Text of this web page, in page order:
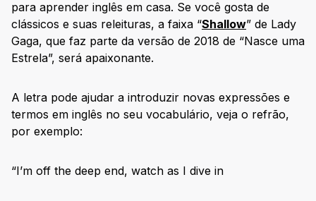
para aprender inglês em casa. Se você gosta de
clássicos e suas releituras, a faixa “Shallow” de Lady
Gaga, que faz parte da versão de 2018 de “Nasce uma
Estrela”, será apaixonante.
A letra pode ajudar a introduzir novas expressões e
termos em inglês no seu vocabulário, veja o refrão,
por exemplo:
“I’m off the deep end, watch as I dive in